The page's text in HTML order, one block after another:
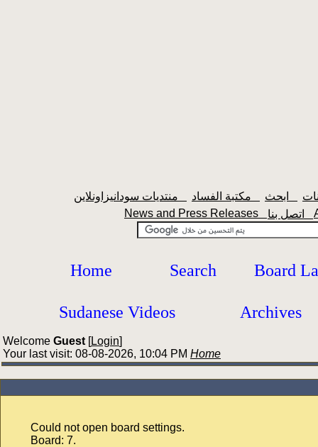
News and Press Releases
Home Search Board
Sudanese Videos Archives
Welcome Guest [Login]
Your last visit: 08-08-2026, 10:04 PM Home
Could not open board settings.
Board: 7.